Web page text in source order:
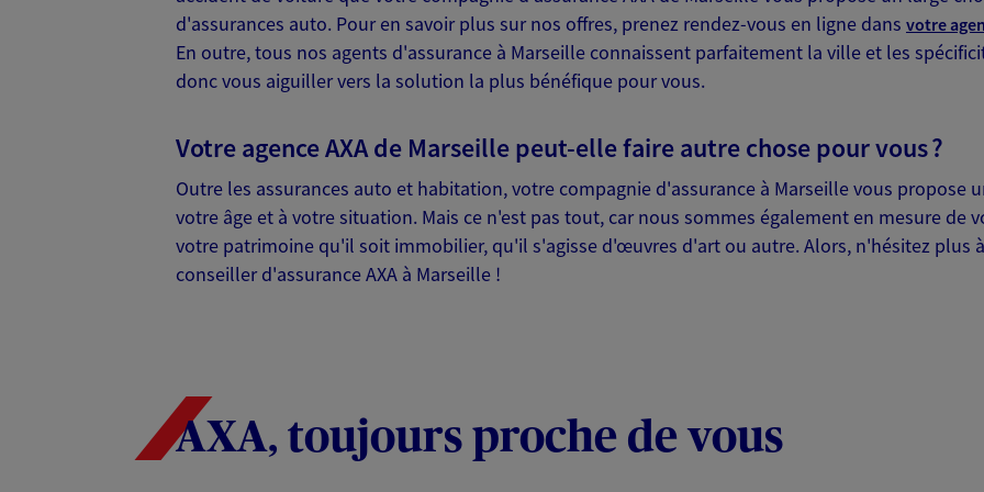
Emmanuel Hazan
55 Av Du Prado Bp 91, 13442 Marseille Cedex 06
Agence accessible
Horaires :Ouvert
de 09:00 à 12:00 puis de 14:00 à 18:00
d'assurances auto. Pour en savoir plus sur nos offres, prenez rendez-vous en ligne dans votre
En outre, tous nos agents d'assurance à Marseille connaissent parfaitement la ville et les
donc vous aiguiller vers la solution la plus bénéfique pour vous.
Votre agence AXA de Marseille peut-elle faire autre chose pour vous ?
Outre les assurances auto et habitation, votre compagnie d'assurance à Marseille vous propose
votre âge et à votre situation. Mais ce n'est pas tout, car nous sommes également en mesure de
votre patrimoine qu'il soit immobilier, qu'il s'agisse d'œuvres d'art ou autre. Alors, n'hésitez plus
conseiller d'assurance AXA à Marseille !
AXA, toujours proche de vous